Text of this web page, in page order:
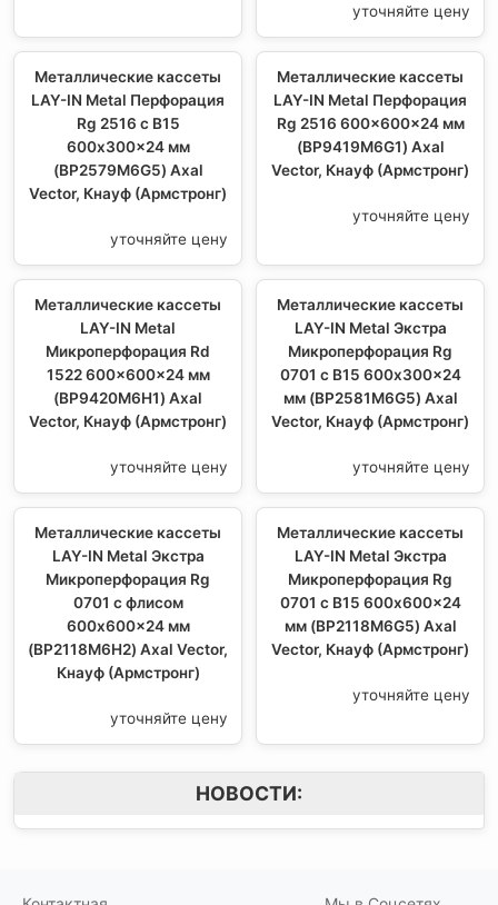
уточняйте цену
Металлические кассеты
LAY-IN Metal Перфорация
Rg 2516 с В15
600x300x24 мм
(BP2579M6G5) Axal
Vector, Кнауф (Армстронг)
уточняйте цену
Металлические кассеты
LAY-IN Metal Перфорация
Rg 2516 600x600x24 мм
(BP9419M6G1) Axal
Vector, Кнауф (Армстронг)
уточняйте цену
Металлические кассеты
LAY-IN Metal
Микроперфорация Rd
1522 600x600x24 мм
(BP9420M6H1) Axal
Vector, Кнауф (Армстронг)
уточняйте цену
Металлические кассеты
LAY-IN Metal Экстра
Микроперфорация Rg
0701 с В15 600x300x24
мм (BP2581M6G5) Axal
Vector, Кнауф (Армстронг)
уточняйте цену
Металлические кассеты
LAY-IN Metal Экстра
Микроперфорация Rg
0701 с флисом
600x600x24 мм
(BP2118M6H2) Axal Vector,
Кнауф (Армстронг)
уточняйте цену
Металлические кассеты
LAY-IN Metal Экстра
Микроперфорация Rg
0701 с В15 600x600x24
мм (BP2118M6G5) Axal
Vector, Кнауф (Армстронг)
уточняйте цену
НОВОСТИ: